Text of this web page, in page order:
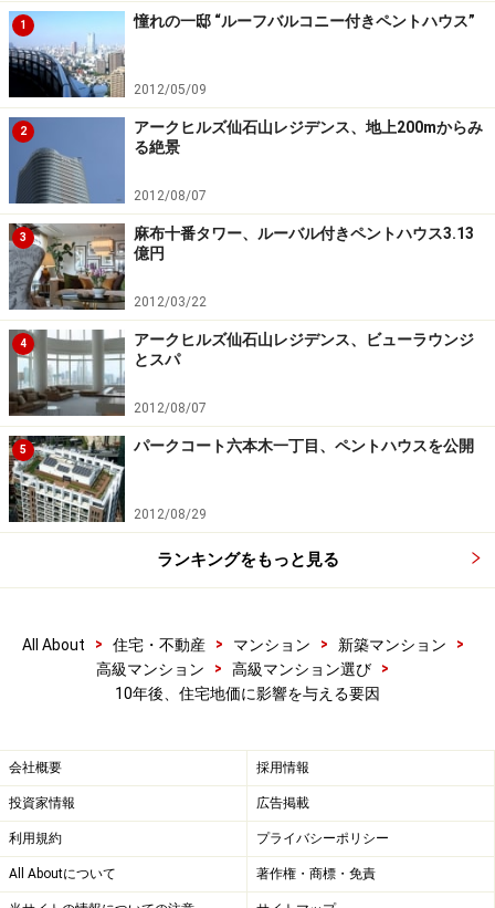
現在のように地下鉄を含め、鉄道路線が縦横無尽に走る
以前、街の隆盛はどのように構成されてきたか。例え
ば、江戸時代は運輸の要は河川であり、賑わいは街道の
宿場町と門前町にあった。
江戸湾から積み荷を降ろせる河岸が栄え、五街道の宿町
周辺が発展していったわけだ。明治から大正にかけては
関東大震災が住宅地の需要構造を変えた。昭和に入って
からは、鉄道の整備とともに高度経済成長期に郊外で住
宅地を大規模に展開した。現在そのドーナツ圏は高齢
化、過疎化といわれるまでになり、都心部のみ人口流入
が続いている。今、東京の住宅需要は利便重視、省エネ
重視の位置にいる。
移動手段の多様化は急速に進み、住宅需要にも少なから
ず影響を及ぼすだろう。環境に負荷をかけない安全な車
両が、再整備されたルート（道路）を通行する。鉄道に
とどまらず、自転車やバスでの移動がより快適になるだ
ろう。
【関連記事】
交通インフラの拡充とマンション選び
※記事内容は執筆時点のものです。最新の内容をご確認くださ
い。
1 憧れの一邸 “ルーフバルコニー付きペントハウス”
2012/05/09
2
アークヒルズ仙石山レジデンス、地上200mからみ
る絶景
2012/08/07
3
麻布十番タワー、ルーバル付きペントハウス3.13
億円
2012/03/22
4
アークヒルズ仙石山レジデンス、ビューラウンジ
とスパ
2012/08/07
5 パークコート六本木一丁目、ペントハウスを公開
2012/08/29
ランキングをもっと見る
All About > 住宅・不動産 > マンション > 新築マンション
>
高級マンション
> 高級マンション選び
>
10年後、住宅地価に影響を与える要因
会社概要 採用情報
投資家情報 広告掲載
利用規約 プライバシーポリシー
All Aboutについて 著作権・商標・免責